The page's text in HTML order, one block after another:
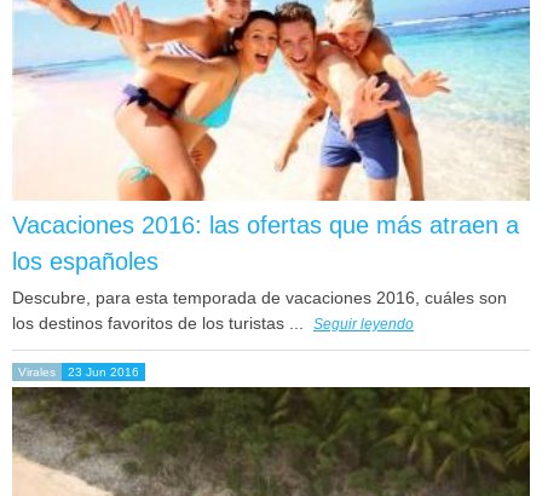
Vacaciones 2016: las ofertas que más atraen a
los españoles
Descubre, para esta temporada de vacaciones 2016, cuáles son
los destinos favoritos de los turistas ... Seguir leyendo
Virales 23 Jun 2016